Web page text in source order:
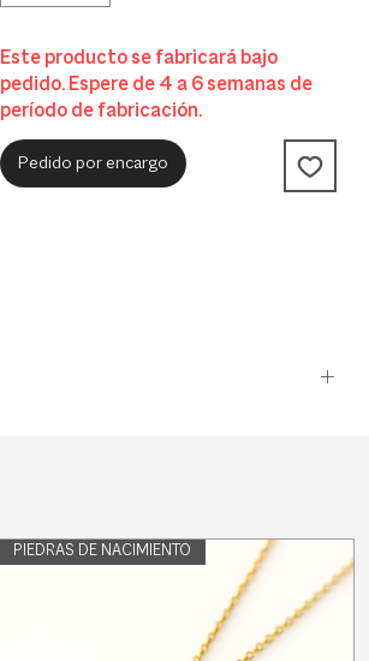
Este producto se fabricará bajo
pedido. Espere de 4 a 6 semanas de
período de fabricación.
Pedido por encargo
PIEDRAS DE NACIMIENTO